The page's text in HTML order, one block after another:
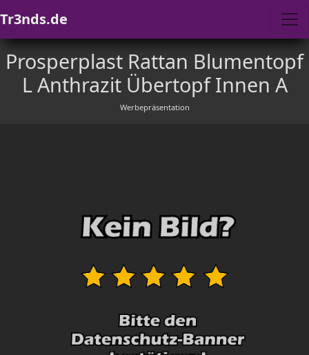
Tr3nds.de
Prosperplast Rattan Blumentopf
L Anthrazit Übertopf Innen A
Werbepräsentation